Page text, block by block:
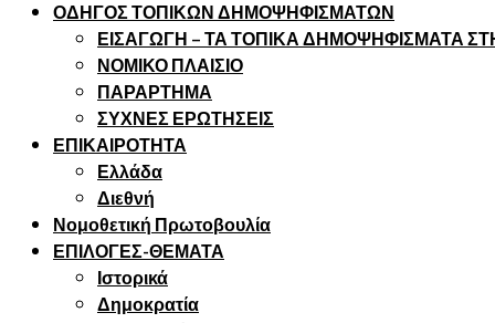
ΟΔΗΓΟΣ ΤΟΠΙΚΩΝ ΔΗΜΟΨΗΦΙΣΜΑΤΩΝ
ΕΙΣΑΓΩΓΗ – ΤΑ ΤΟΠΙΚΑ ΔΗΜΟΨΗΦΙΣΜΑΤΑ
ΝΟΜΙΚΟ ΠΛΑΙΣΙΟ
ΠΑΡΑΡΤΗΜΑ
ΣΥΧΝΕΣ ΕΡΩΤΗΣΕΙΣ
ΕΠΙΚΑΙΡΟΤΗΤΑ
Ελλάδα
Διεθνή
Νομοθετική Πρωτοβουλία
ΕΠΙΛΟΓΕΣ-ΘΕΜΑΤΑ
Ιστορικά
Δημοκρατία